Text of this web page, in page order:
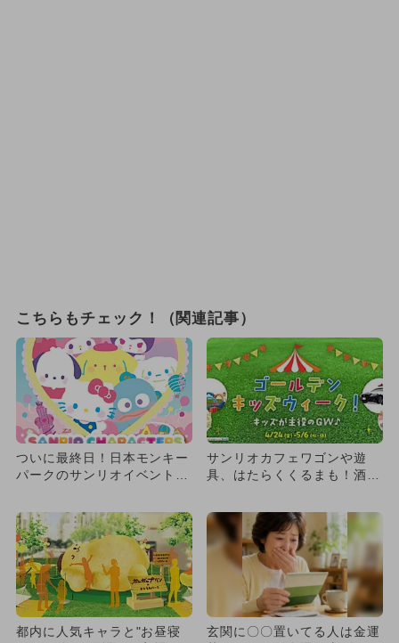
こちらもチェック！（関連記事）
ついに最終日！日本モンキー
パークのサンリオイベント、
サンリオカフェワゴンや遊
具、はたらくくるまも！酒々
都内に人気キャラと"お昼寝
玄関に〇〇置いてる人は金運